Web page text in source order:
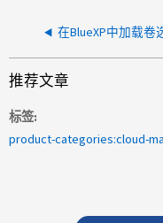
推荐文章
标签
product-categories:cloud-